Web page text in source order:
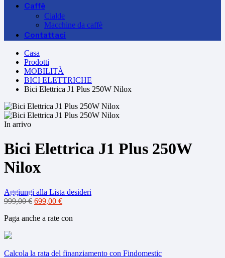
Caffè
Cialde
Macchine da caffè
Contattaci
Casa
Prodotti
MOBILITÀ
BICI ELETTRICHE
Bici Elettrica J1 Plus 250W Nilox
In arrivo
Bici Elettrica J1 Plus 250W
Nilox
Aggiungi alla Lista desideri
999,00€ Il
originale
699,00 €Il
attuale
Paga anche a rate con
Calcola la rata del finanziamento con Findomestic